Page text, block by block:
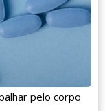
pelo corpo